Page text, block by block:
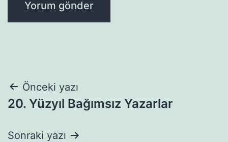
Yazı
gezinmesi
Önceki yazı
20. Yüzyıl Bağımsız Yazarlar
Sonraki yazı